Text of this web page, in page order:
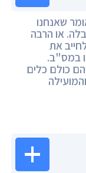
שאנחנו
או הרבה
את
במס"ב.
כולם כלים